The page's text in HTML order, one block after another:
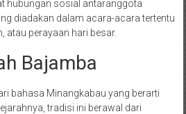
hubungan sosial antaranggota
diadakan dalam acara-acara tertentu
atau perayaan hari besar.
Bajamba
bahasa Minangkabau yang berarti
tradisi ini berawal dari